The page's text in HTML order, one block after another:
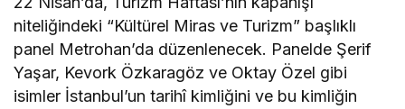
niteliğindeki “Kültürel Miras ve Turizm” başlıklı
panel Metrohan’da düzenlenecek. Panelde Şerif
Yaşar, Kevork Özkaragöz ve Oktay Özel gibi
isimler İstanbul’un tarihî kimliğini ve bu kimliğin